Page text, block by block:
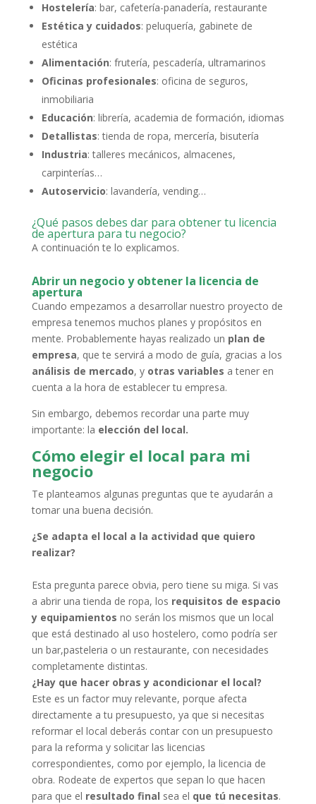
Hostelería: bar, cafetería-panadería, restaurante
Estética y cuidados: peluquería, gabinete de
estética
Alimentación: frutería, pescadería, ultramarinos
Oficinas profesionales: oficina de seguros,
inmobiliaria
Educación: librería, academia de formación, idiomas
Detallistas: tienda de ropa, mercería, bisutería
Industria: talleres mecánicos, almacenes,
carpinterías…
Autoservicio: lavandería, vending…
¿Qué pasos debes dar para obtener tu licencia
de apertura para tu negocio?
A continuación te lo explicamos.
Abrir un negocio y obtener la licencia de
apertura
Cuando empezamos a desarrollar nuestro proyecto de
empresa tenemos muchos planes y propósitos en
mente. Probablemente hayas realizado un plan de
empresa, que te servirá a modo de guía, gracias a los
análisis de mercado, y otras variables a tener en
cuenta a la hora de establecer tu empresa.
Sin embargo, debemos recordar una parte muy
importante: la elección del local.
Cómo elegir el local para mi
negocio
Te planteamos algunas preguntas que te ayudarán a
tomar una buena decisión.
¿Se adapta el local a la actividad que quiero
realizar?
Esta pregunta parece obvia, pero tiene su miga. Si vas
a abrir una tienda de ropa, los requisitos de espacio
y equipamientos no serán los mismos que un local
que está destinado al uso hostelero, como podría ser
un bar,pasteleria o un restaurante, con necesidades
completamente distintas.
¿Hay que hacer obras y acondicionar el local?
Este es un factor muy relevante, porque afecta
directamente a tu presupuesto, ya que si necesitas
reformar el local deberás contar con un presupuesto
para la reforma y solicitar las licencias
correspondientes, como por ejemplo, la licencia de
obra. Rodeate de expertos que sepan lo que hacen
para que el resultado final sea el que tú necesitas.